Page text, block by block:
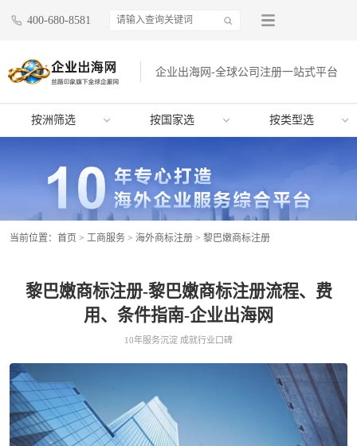
400-680-8581
企业出海网-全球公司注册一站式平台
按洲筛选 按国家选 按类型选
当前位置： 首页 > 工商服务 > 海外商标注册 > 黎巴嫩商标注册
黎巴嫩商标注册-黎巴嫩商标注册流程、费
用、条件指南-企业出海网
10年服务沉淀 成就行业口碑